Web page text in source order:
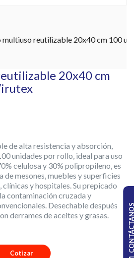
20x40 cm
de alta resistencia y absorción,
unidades por rollo, ideal para uso
celulosa y 30% polipropileno, es
mesones, muebles y superficies
clínicas y hospitales. Su prepicado
contaminación cruzada y
Desechable después
derrames de aceites y grasas.
Cotizar